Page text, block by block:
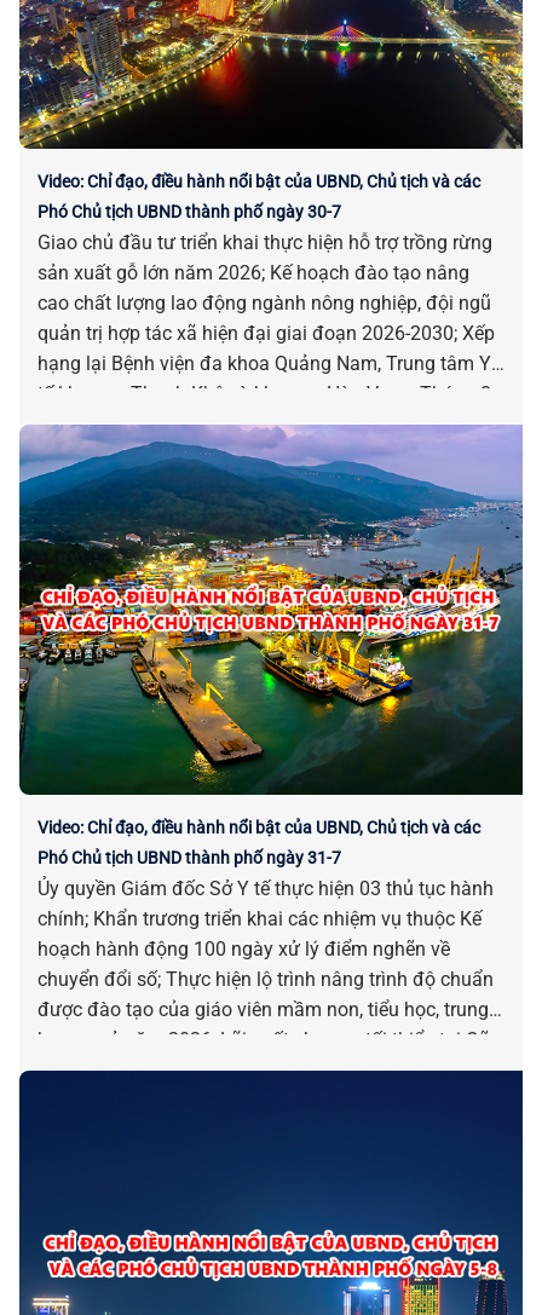
Video: Chỉ đạo, điều hành nổi bật của UBND, Chủ tịch và các
Phó Chủ tịch UBND thành phố ngày 30-7
Giao chủ đầu tư triển khai thực hiện hỗ trợ trồng rừng
sản xuất gỗ lớn năm 2026; Kế hoạch đào tạo nâng
cao chất lượng lao động ngành nông nghiệp, đội ngũ
quản trị hợp tác xã hiện đại giai đoạn 2026-2030; Xếp
hạng lại Bệnh viện đa khoa Quảng Nam, Trung tâm Y
tế khu vực Thanh Khê và khu vực Hòa Vang; Tháng 8-
2026: Triển khai Nghị quyết hỗ trợ bảo tồn, phát huy
giá trị di sản văn hóa phi vật thể nghệ thuật Bài Chòi;
Triển khai Chiến dịch 100 ngày tạo lập, cập nhật Sổ
sức khỏe điện tử trên ứng dụng VNeID thông qua liên
thông dữ liệu khám sức khỏe và khám bệnh, chữa
bệnh; Ngày 03 đến 06-12: Lễ hội Đèn lồng quốc tế Hội
An 2026; Ngày 28-8 đến 02-9: Tuần lễ sáng tạo Hội An
2026… là những chỉ đạo, điều hành nổi bật của UBND,
Chủ tịch và các Phó Chủ tịch UBND thành phố ngày
30-7.
Video: Chỉ đạo, điều hành nổi bật của UBND, Chủ tịch và các
Phó Chủ tịch UBND thành phố ngày 31-7
Ủy quyền Giám đốc Sở Y tế thực hiện 03 thủ tục hành
chính; Khẩn trương triển khai các nhiệm vụ thuộc Kế
hoạch hành động 100 ngày xử lý điểm nghẽn về
chuyển đổi số; Thực hiện lộ trình nâng trình độ chuẩn
được đào tạo của giáo viên mầm non, tiểu học, trung
học cơ sở năm 2026; Lãi suất cho vay tối thiểu tại Qũy
Đầu tư phát triển Đà Nẵng là 6,3%/năm; Triển khai
phố ngày 31-7.